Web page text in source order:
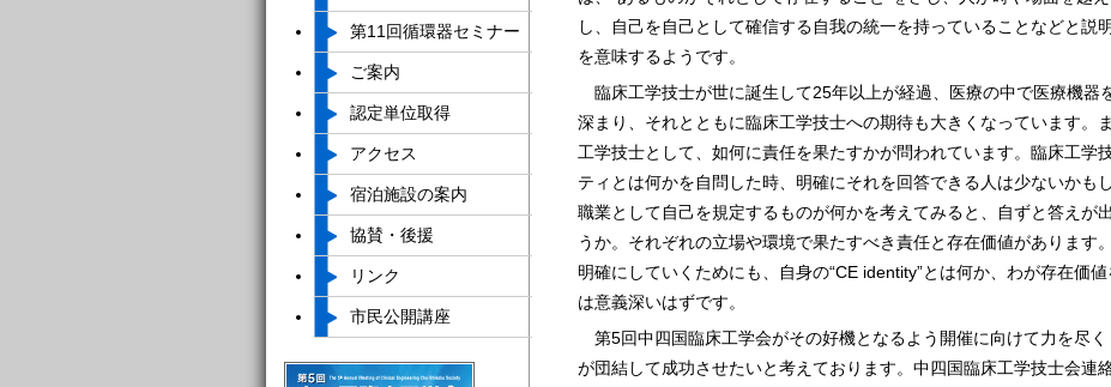
し、自己を自己として確信する自我の統一を持っていることなどと説
を意味するようです。
臨床工学技士が世に誕生して25年以上が経過、医療の中で医療機器
深まり、それとともに臨床工学技士への期待も大きくなっています。
工学技士として、如何に責任を果たすかが問われています。臨床工学
ティとは何かを自問した時、明確にそれを回答できる人は少ないかも
職業として自己を規定するものが何かを考えてみると、自ずと答えが
うか。それぞれの立場や環境で果たすべき責任と存在価値があります
明確にしていくためにも、自身の“CE identity”とは何か、わが存在価
は意義深いはずです。
第5回中四国臨床工学会がその好機となるよう開催に向けて力を尽
が団結して成功させたいと考えております。中四国臨床工学技士会連
第11回循環器セミナー
ご案内
認定単位取得
アクセス
宿泊施設の案内
協賛・後援
リンク
市民公開講座